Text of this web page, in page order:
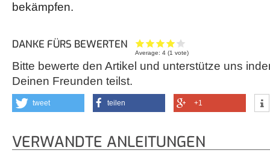
bekämpfen.
DANKE FÜRS BEWERTEN
Average:4 (1 vote)
Bitte bewerte den Artikel und unterstütze uns
Deinen Freunden teilst.
tweet teilen +1
VERWANDTE ANLEITUNGEN